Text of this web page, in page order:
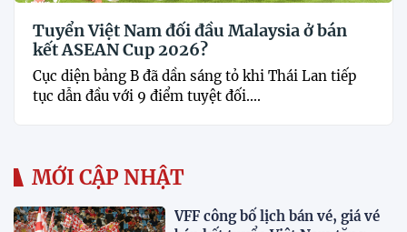
Tuyển Việt Nam đối đầu Malaysia ở bán
kết ASEAN Cup 2026?
Cục diện bảng B đã dần sáng tỏ khi Thái Lan tiếp
tục dẫn đầu với 9 điểm tuyệt đối....
MỚI CẬP NHẬT
VFF công bố lịch bán vé, giá vé